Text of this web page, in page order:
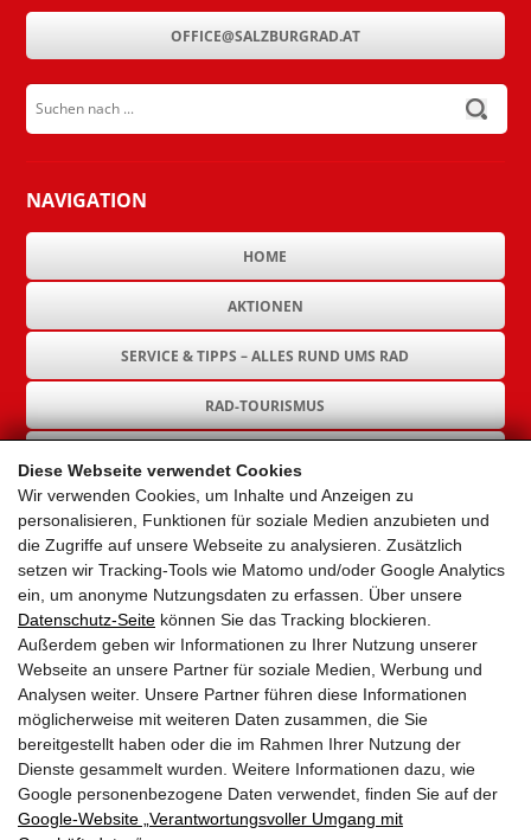
Diese Webseite verwendet Cookies
Wir verwenden Cookies, um Inhalte und Anzeigen zu
personalisieren, Funktionen für soziale Medien anzubieten und
die Zugriffe auf unsere Webseite zu analysieren. Zusätzlich
setzen wir Tracking-Tools wie Matomo und/oder Google Analytics
ein, um anonyme Nutzungsdaten zu erfassen. Über unsere
Datenschutz-Seite können Sie das Tracking blockieren.
Außerdem geben wir Informationen zu Ihrer Nutzung unserer
Webseite an unsere Partner für soziale Medien, Werbung und
Analysen weiter. Unsere Partner führen diese Informationen
möglicherweise mit weiteren Daten zusammen, die Sie
bereitgestellt haben oder die im Rahmen Ihrer Nutzung der
Dienste gesammelt wurden. Weitere Informationen dazu, wie
Google personenbezogene Daten verwendet, finden Sie auf der
Google‑Website „Verantwortungsvoller Umgang mit
OFFICE@SALZBURGRAD.AT
Suchen nach ...
submit
NAVIGATION
HOME
AKTIONEN
SERVICE & TIPPS – ALLES RUND UMS RAD
RAD-TOURISMUS
GEMEINDEN
AKTUELLES
PARTNER
LINKS
SITEMAP
IMPRESSUM & DATENSCHUTZ